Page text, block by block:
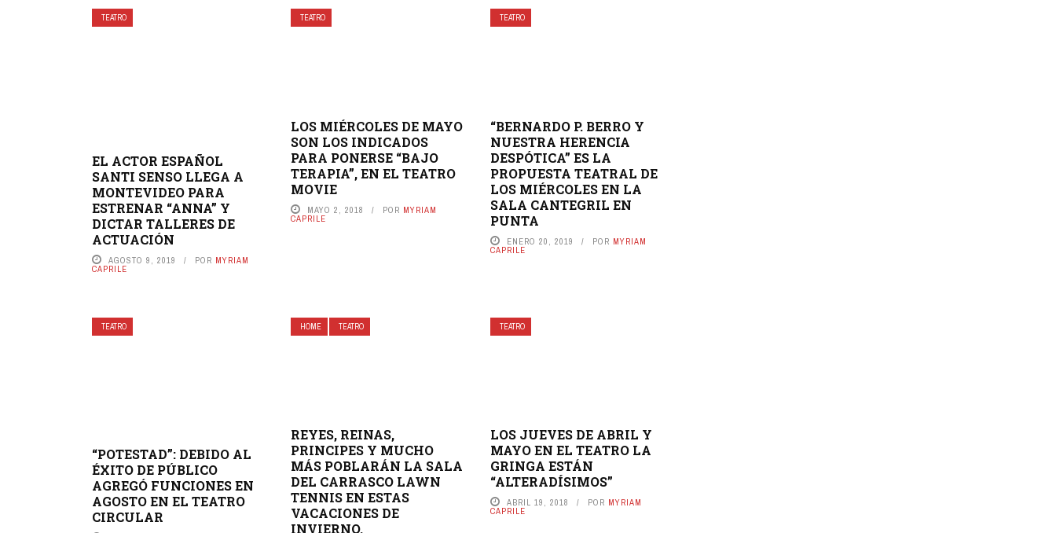
TEATRO
EL ACTOR ESPAÑOL
SANTI SENSO LLEGA A
MONTEVIDEO PARA
ESTRENAR “ANNA” Y
DICTAR TALLERES DE
ACTUACIÓN
AGOSTO 9, 2019 POR MYRIAM
CAPRILE
TEATRO
LOS MIÉRCOLES DE MAYO
SON LOS INDICADOS
PARA PONERSE “BAJO
TERAPIA”, EN EL TEATRO
MOVIE
MAYO 2, 2018 POR MYRIAM
CAPRILE
TEATRO
“BERNARDO P. BERRO Y
NUESTRA HERENCIA
DESPÓTICA” ES LA
PROPUESTA TEATRAL DE
LOS MIÉRCOLES EN LA
SALA CANTEGRIL EN
PUNTA
ENERO 20, 2019 POR MYRIAM
CAPRILE
TEATRO
“POTESTAD”: DEBIDO AL
ÉXITO DE PÚBLICO
AGREGÓ FUNCIONES EN
AGOSTO EN EL TEATRO
CIRCULAR
HOME TEATRO
REYES, REINAS,
PRINCIPES Y MUCHO
MÁS POBLARÁN LA SALA
DEL CARRASCO LAWN
TENNIS EN ESTAS
VACACIONES DE
INVIERNO.
TEATRO
LOS JUEVES DE ABRIL Y
MAYO EN EL TEATRO LA
GRINGA ESTÁN
“ALTERADÍSIMOS”
ABRIL 19, 2018 POR MYRIAM
CAPRILE